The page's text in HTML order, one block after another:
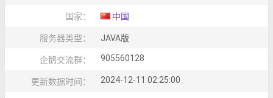
国家： 中国
服务器类型： JAVA版
企鹅交流群： 905560128
更新数据时间： 2024-12-11 02:25:00